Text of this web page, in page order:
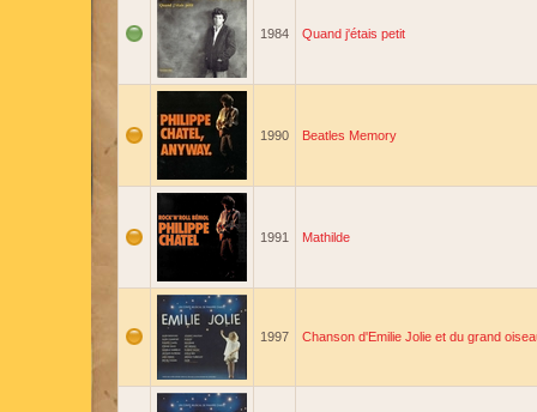
1984 Quand j'étais petit
1990 Beatles Memory
1991 Mathilde
1997 Chanson d'Emilie Jolie et du grand